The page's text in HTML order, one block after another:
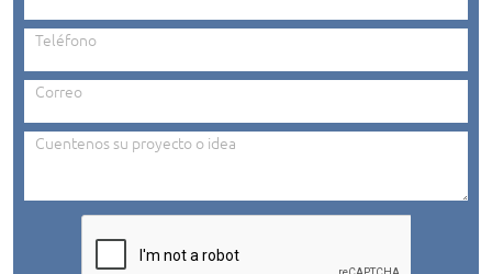
Teléfono
Correo
Cuentenos su proyecto o idea